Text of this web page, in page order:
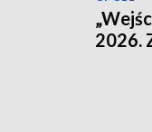
2026.